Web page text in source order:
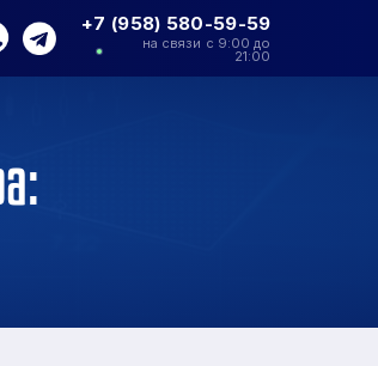
+7 (958) 580-59-59
на связи с 9:00 до
21:00